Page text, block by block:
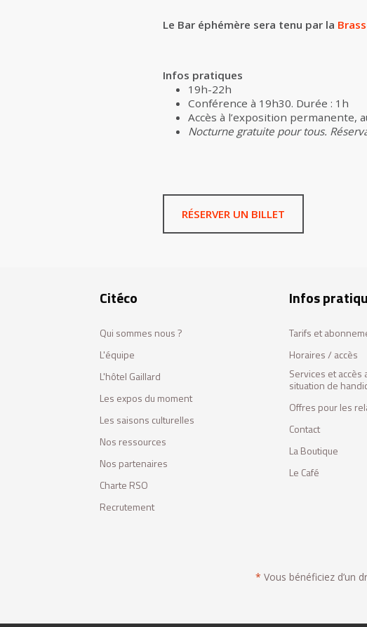
Le Bar éphémère sera tenu par la
Infos pratiques
19h-22h
Conférence à 19h30. Durée : 1h
Accès à l’exposition permanente,
Nocturne gratuite pour tous.
RÉSERVER UN BILLET
Citéco
Qui sommes nous ?
L'équipe
L'hôtel Gaillard
Les expos du moment
Les saisons culturelles
Nos ressources
Nos partenaires
Charte RSO
Recrutement
Infos
Tarifs et
Horaires / accès
Services et
situation de
Offres pour les
Contact
La Boutique
Le Café
* Vous bénéficiez d’un